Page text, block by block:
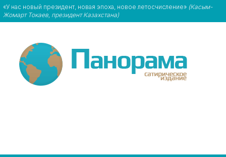
«У нас новый президент, новая эпоха, новое летосчисление» (Касым-
Жомарт Токаев, президент Казахстана)